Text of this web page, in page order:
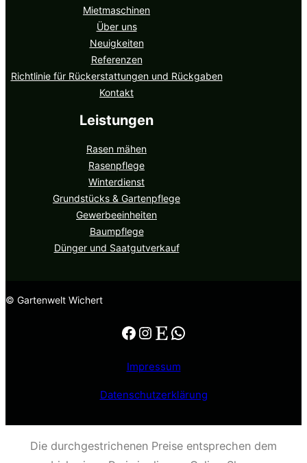
Mietmaschinen
Über uns
Neuigkeiten
Referenzen
Richtlinie für Rückerstattungen und Rückgaben
Kontakt
Leistungen
Rasen mähen
Rasenpflege
Winterdienst
Grundstücks & Gartenpflege
Gewerbeeinheiten
Baumpflege
Dünger und Saatgutverkauf
© Gartenwelt Wichert
Impressum
Datenschutzerklärung
Die durchgestrichenen Preise entsprechen dem